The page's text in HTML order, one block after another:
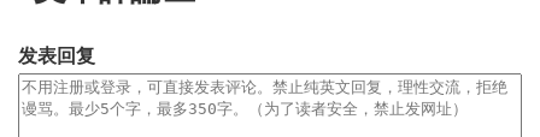
发表回复